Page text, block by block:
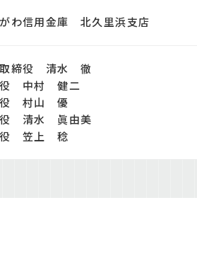
わ信用金庫 北久里浜支店
締役 清水 徹
役 中村 健二
役 村山 優
役 清水 眞由美
役 笠上 稔